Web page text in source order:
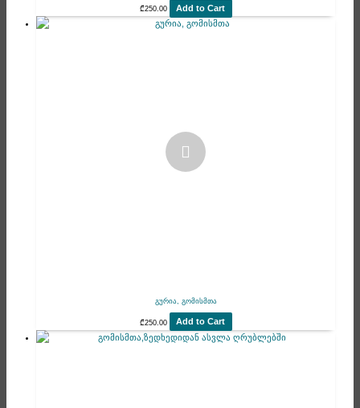
₾250.00 Add to Cart
გურია, გომისმთა
₾250.00 Add to Cart